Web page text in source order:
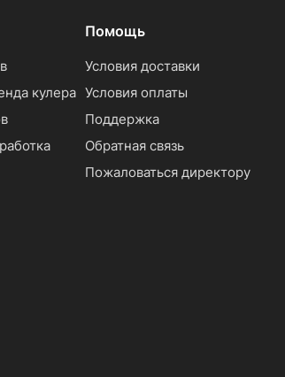
кулера
Помощь
Условия доставки
Условия оплаты
Поддержка
Обратная связь
Пожаловаться директору